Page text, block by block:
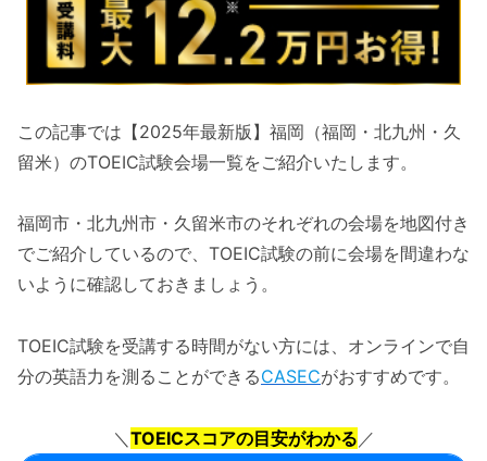
この記事では【2025年最新版】福岡（福岡・北九州・久
留米）のTOEIC試験会場一覧をご紹介いたします。
福岡市・北九州市・久留米市のそれぞれの会場を地図付き
でご紹介しているので、TOEIC試験の前に会場を間違わな
いように確認しておきましょう。
TOEIC試験を受講する時間がない方には、オンラインで自
分の英語力を測ることができるCASECがおすすめです。
＼ TOEICスコアの目安がわかる ／